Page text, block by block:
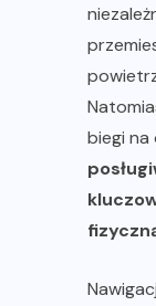
biegi